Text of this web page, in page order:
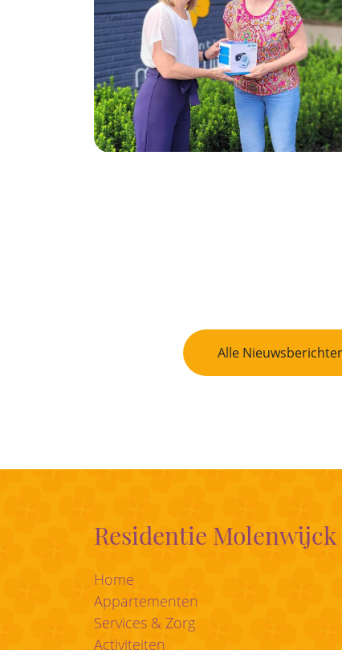
BerichtAlle
Residentie Molenwijck
Home
Appartementen
Services & Zorg
Activiteiten